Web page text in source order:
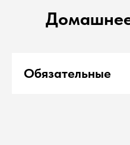
Обязательные